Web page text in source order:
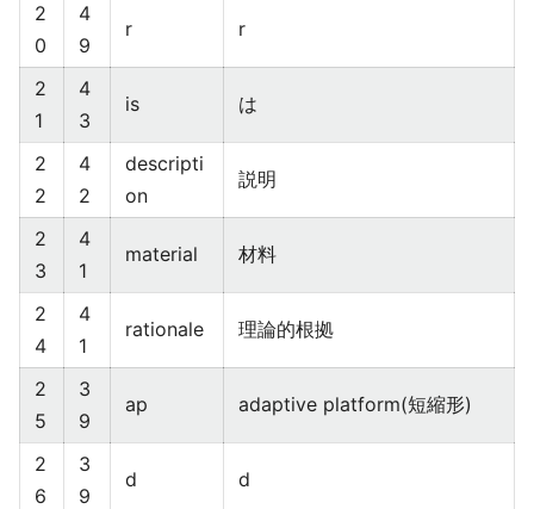
2
0
4
9
r r
2
1
4
3
is は
2
2
4
2
descripti
on
説明
2
3
4
1
material 材料
2
4
4
1
rationale 理論的根拠
2
5
3
9
ap adaptive platform(短縮形)
2
6
3
9
d d